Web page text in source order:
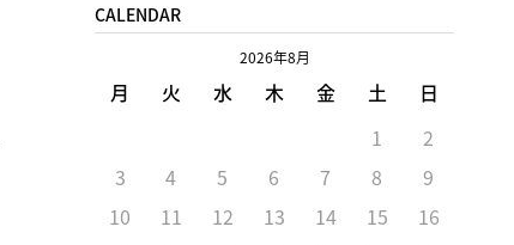
CALENDAR
2026年8月
月 火 水 木 金 土 日
1
2
3
4 5 6 7 8
9
10
11 12 13 14 15
16